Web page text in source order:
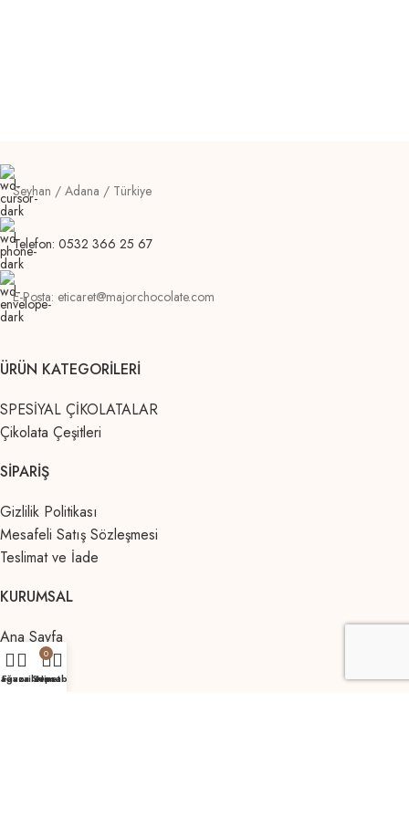
Seyhan / Adana / Türkiye
Telefon: 0532 366 25 67
E-Posta: eticaret@majorchocolate.com
ÜRÜN KATEGORILERI
SPESİYAL ÇİKOLATALAR
Çikolata Çeşitleri
SIPARIŞ
Gizlilik Politikası
Mesafeli Satış Sözleşmesi
Teslimat ve İade
KURUMSAL
Ana Sayfa
Kurumsal
İletişim
Favorilerim
0
Sepet
Hesabım